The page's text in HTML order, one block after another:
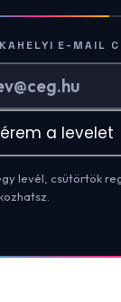
E-MAIL
a levelet
levél, csütörtök